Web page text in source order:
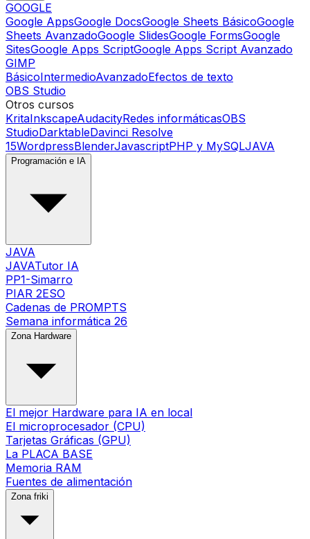
GOOGLE
Google AppsGoogle DocsGoogle Sheets BásicoGoogle
Sheets AvanzadoGoogle SlidesGoogle FormsGoogle
SitesGoogle Apps ScriptGoogle Apps Script Avanzado
GIMP
BásicoIntermedioAvanzadoEfectos de texto
OBS Studio
Otros cursos
KritaInkscapeAudacityRedes informáticasOBS
StudioDarktableDavinci Resolve
15WordpressBlenderJavascriptPHP y MySQLJAVA
Programación e IA
JAVA
JAVATutor IA
PP1-Simarro
PIAR 2ESO
Cadenas de PROMPTS
Semana informática 26
Zona Hardware
El mejor Hardware para IA en local
El microprocesador (CPU)
Tarjetas Gráficas (GPU)
La PLACA BASE
Memoria RAM
Fuentes de alimentación
Zona friki